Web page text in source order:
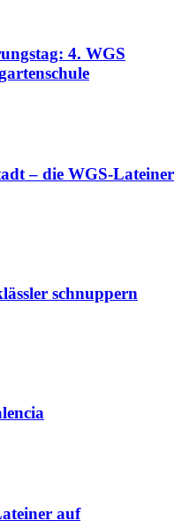
4. WGS
– die WGS-Lateiner
schnuppern
auf